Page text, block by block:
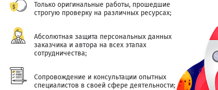
Только оригинальные работы, прошедшие
строгую проверку на различных ресурсах;
Абсолютная защита персональных данных
заказчика и автора на всех этапах
сотрудничества;
Сопровождение и консультации опытных
специалистов в своей сфере деятельности;